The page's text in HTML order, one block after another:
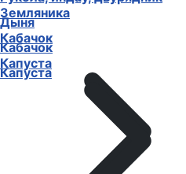
Земляника
Кабачок
Капуста
Дыня
Кабачок
Капуста